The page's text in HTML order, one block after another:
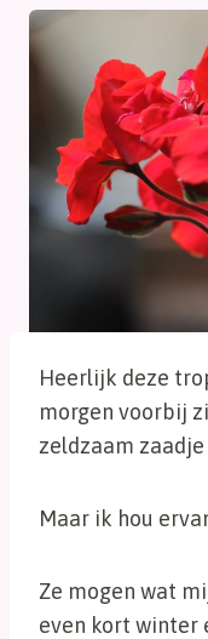
Heerlijk deze
morgen voorbij
zeldzaam zaadje
Maar ik hou
Ze mogen wat
even kort winter